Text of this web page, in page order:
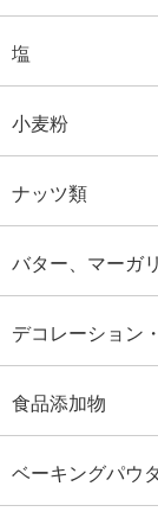
塩
小麦粉
ナッツ類
バター、マーガ
デコレーション
食品添加物
ベーキングパウ